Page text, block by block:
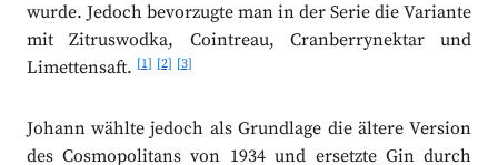
wurde. Jedoch bevorzugte man in der Serie die Variante
mit Zitruswodka, Cointreau, Cranberrynektar und
Limettensaft.[1] [2] [3]
Johann wählte jedoch als Grundlage die ältere Version
des Cosmopolitans von 1934 und ersetzte Gin durch